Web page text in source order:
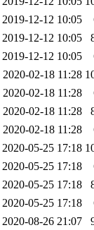
2019-12-12 10:05
2019-12-12 10:05
2019-12-12 10:05
2020-02-18 11:28
2020-02-18 11:28
2020-02-18 11:28
2020-02-18 11:28
2020-05-25 17:18
2020-05-25 17:18
2020-05-25 17:18
2020-05-25 17:18
2020-08-26 21:07